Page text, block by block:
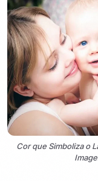
Cor que Simboliza o